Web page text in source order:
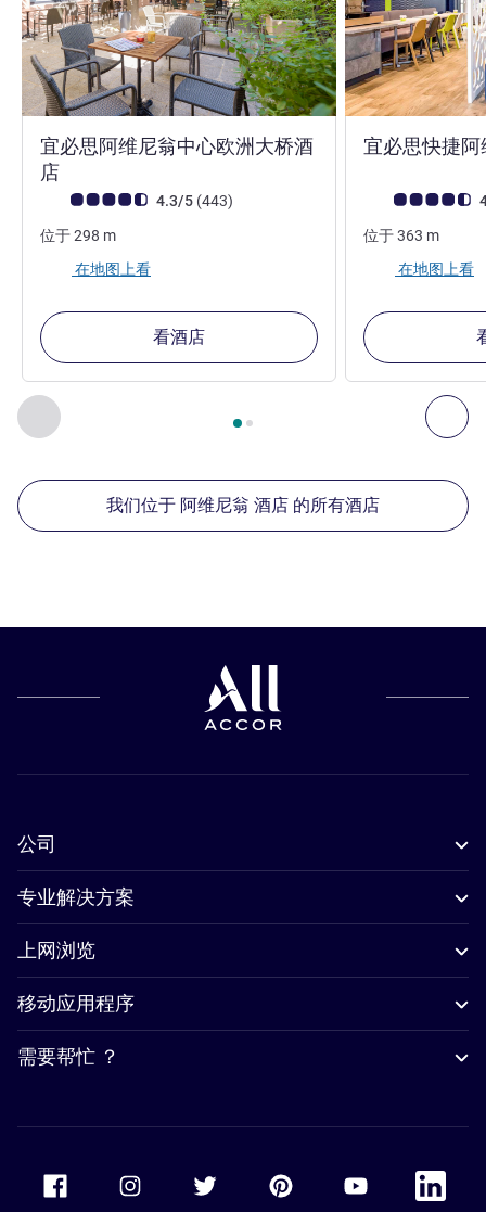
上一个 - 我们在附近的其他酒店 下
第 页，共 , 我们在附近的其他酒店 1 :, 我们在附近的
宜必思阿维尼翁中心欧洲大桥酒
店
客户意见评级 (ALL 评级)
4.3/5 (443评论
)
位于298 m
在地图上看
看酒店
宜必思快捷
客户意见评级
位于363 m
在地图上看
我们位于 阿维尼翁 酒店 的所有酒店
公司
专业解决方案
上网浏览
移动应用程序
需要帮忙 ？
Accor Facebook Accor TwitterAccor PinterestAccor Youtube
Accor